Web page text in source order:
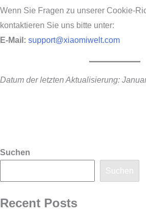
Wenn Sie Fragen zu unserer Cookie-
kontaktieren Sie uns bitte unter:
E-Mail: support@xiaomiwelt.com
Datum der letzten Aktualisierung:
Suchen
Suchen
Recent Posts